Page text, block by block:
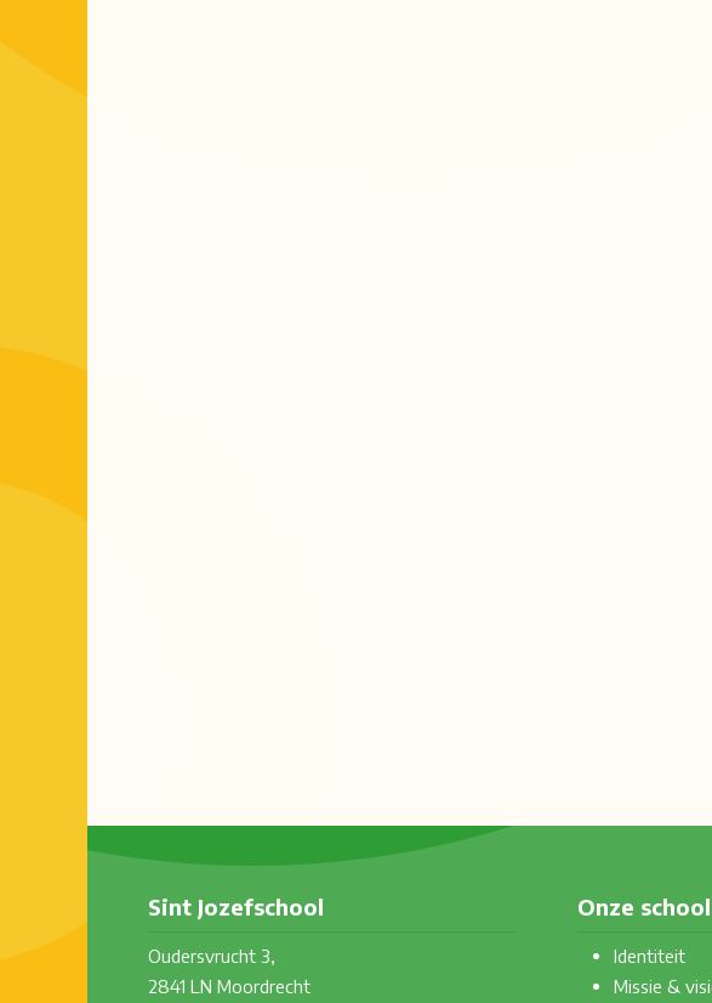
Sint Jozefschool
Oudersvrucht 3,
2841 LN Moordrecht
Onze school
Identiteit
Missie &